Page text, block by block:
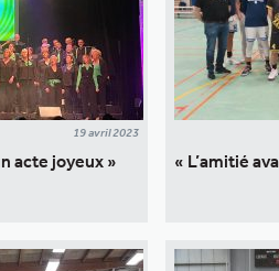
19 avril 2023
acte joyeux » « L’amitié